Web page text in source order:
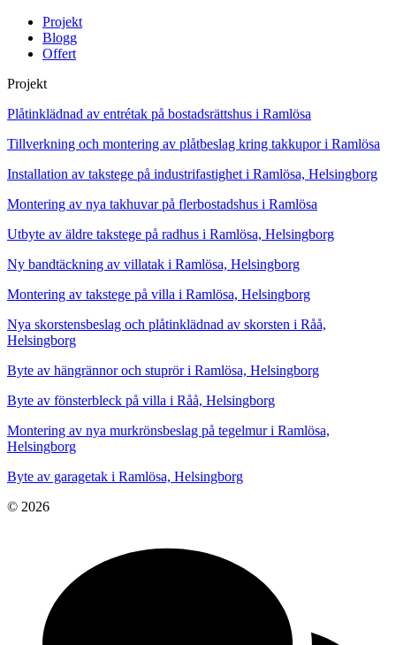
Projekt
Blogg
Offert
Projekt
Plåtinklädnad av entrétak på bostadsrättshus i Ramlösa
Tillverkning och montering av plåtbeslag kring takkupor i Ramlösa
Installation av takstege på industrifastighet i Ramlösa, Helsingborg
Montering av nya takhuvar på flerbostadshus i Ramlösa
Utbyte av äldre takstege på radhus i Ramlösa, Helsingborg
Ny bandtäckning av villatak i Ramlösa, Helsingborg
Montering av takstege på villa i Ramlösa, Helsingborg
Nya skorstensbeslag och plåtinklädnad av skorsten i Råå,
Helsingborg
Byte av hängrännor och stuprör i Ramlösa, Helsingborg
Byte av fönsterbleck på villa i Råå, Helsingborg
Montering av nya murkrönsbeslag på tegelmur i Ramlösa,
Helsingborg
Byte av garagetak i Ramlösa, Helsingborg
© 2026